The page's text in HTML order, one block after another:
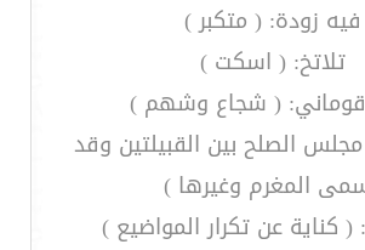
فيه زودة: ( متكبر )
تلاتخ: ( اسكت )
قوماني: ( شجاع وشهم )
الصلح بين القبيلتين وقد
المغرم وغيرها )
كناية عن تكرار المواضيع )